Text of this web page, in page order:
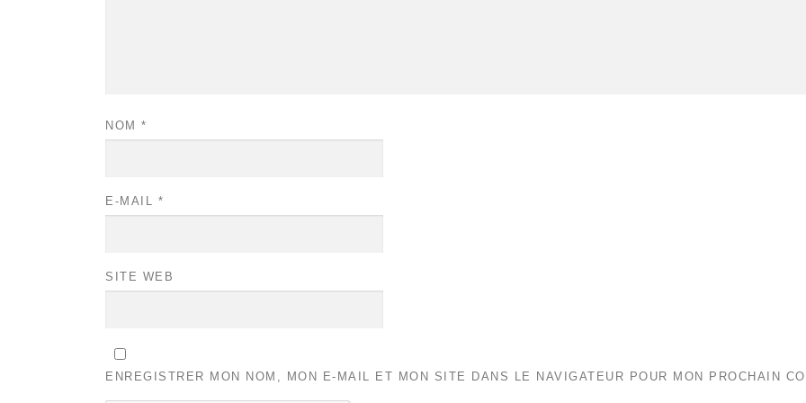
NOM *
E-MAIL *
SITE WEB
ENREGISTRER MON NOM, MON E-MAIL ET MON SITE DANS LE NAVIGATEUR POUR MON PROCHAIN